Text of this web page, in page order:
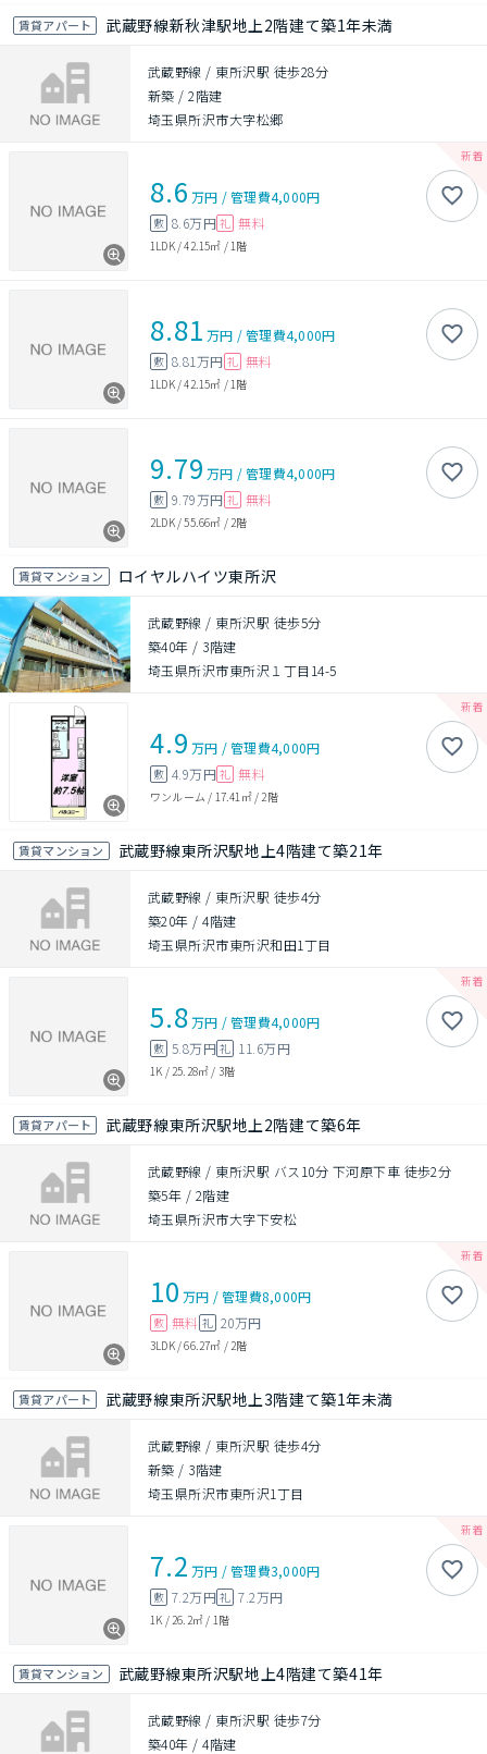
賃貸アパート 武蔵野線新秋津駅地上2階建て築1年未満
武蔵野線 / 東所沢駅 徒歩28分
新築 /2階建
埼玉県所沢市大字松郷
8.6 万円 /管理費4,000円
敷 8.6万円 礼 無料
1LDK/42.15㎡ / 1階
8.81 万円 /管理費4,000円
敷 8.81万円 礼 無料
1LDK/42.15㎡ / 1階
9.79 万円 /管理費4,000円
敷 9.79万円 礼 無料
2LDK/55.66㎡ / 2階
賃貸マンション ロイヤルハイツ東所沢
武蔵野線 / 東所沢駅 徒歩5分
築40年 / 3階建
埼玉県所沢市東所沢１丁目14-5
4.9 万円 /管理費4,000円
敷 4.9万円 礼 無料
ワンルーム / 17.41㎡/ 2階
賃貸マンション 武蔵野線東所沢駅地上4階建て築21年
武蔵野線 / 東所沢駅 徒歩4分
築20年 /4階建
埼玉県所沢市東所沢和田1丁目
5.8万円 /管理費4,000円
敷 5.8万円礼 11.6万円
1K / 25.28㎡ / 3階
賃貸アパート 武蔵野線東所沢駅地上2階建て築6年
武蔵野線 / 東所沢駅 バス10分 下河原下車 徒歩2分
築5年 / 2階建
埼玉県所沢市大字下安松
10 万円 /管理費8,000円
敷 無料 礼 20万円
3LDK/66.27㎡ / 2階
賃貸アパート 武蔵野線東所沢駅地上3階建て築1年未満
武蔵野線 / 東所沢駅 徒歩4分
新築 / 3階建
埼玉県所沢市東所沢1丁目
7.2 万円 /管理費3,000円
敷 7.2万円礼 7.2万円
1K / 26.2㎡ / 1階
賃貸マンション 武蔵野線東所沢駅地上4階建て築41年
武蔵野線 / 東所沢駅 徒歩7分
築40年 /4階建